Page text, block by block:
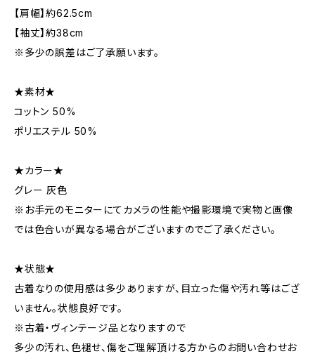
【肩幅】約62.5cm
【袖丈】約38cm
※多少の誤差はご了承願います。
★素材★
コットン 50%
ポリエステル 50%
★カラー★
グレー 灰色
※お手元のモニターにてカメラの性能や撮影環境で実物と画像
では色合いが異なる場合がございますのでご了承ください。
★状態★
古着なりの使用感は多少ありますが、目立った傷や汚れ等はござ
いません。状態良好です。
※古着・ヴィンテージ品となりますので
多少の汚れ、色褪せ、傷をご理解頂ける方からのお問い合わせお